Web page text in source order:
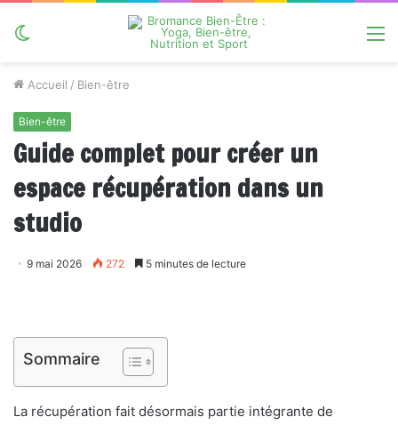
Accueil / Bien-être
Bien-être
Guide complet pour créer un
espace récupération dans un
studio
9 mai 2026 272 5 minutes de lecture
Sommaire
La récupération fait désormais partie intégrante de